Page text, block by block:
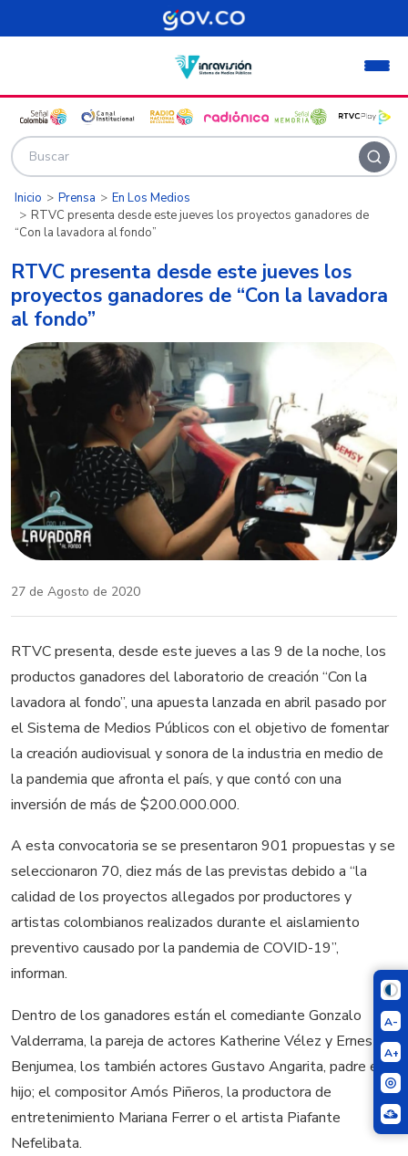
Pasar al contenido principal
A-
A+
Inicio Prensa
En Los Medios
RTVC presenta desde este jueves los proyectos ganadores de
“Con la lavadora al fondo”
RTVC presenta desde este jueves los
proyectos ganadores de “Con la lavadora
al fondo”
27 de Agosto de 2020
RTVC presenta, desde este jueves a las 9 de la noche, los
productos ganadores del laboratorio de creación “Con la
lavadora al fondo”, una apuesta lanzada en abril pasado por
el Sistema de Medios Públicos con el objetivo de fomentar
la creación audiovisual y sonora de la industria en medio de
la pandemia que afronta el país, y que contó con una
inversión de más de $200.000.000.
A esta convocatoria se se presentaron 901 propuestas y se
seleccionaron 70, diez más de las previstas debido a “la
calidad de los proyectos allegados por productores y
artistas colombianos realizados durante el aislamiento
preventivo causado por la pandemia de COVID-19”,
informan.
Dentro de los ganadores están el comediante Gonzalo
Valderrama, la pareja de actores Katherine Vélez y Ernesto
Benjumea, los también actores Gustavo Angarita, padre e
hijo; el compositor Amós Piñeros, la productora de
entretenimiento Mariana Ferrer o el artista Piafante
Nefelibata.